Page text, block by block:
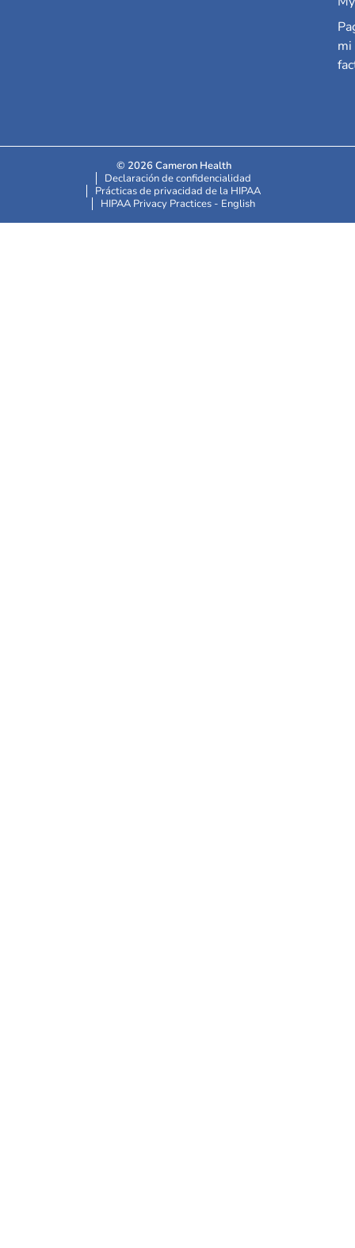
mi
© 2026 Cameron Health
Declaración de confidencialidad
Prácticas de privacidad de la HIPAA
HIPAA Privacy Practices - English